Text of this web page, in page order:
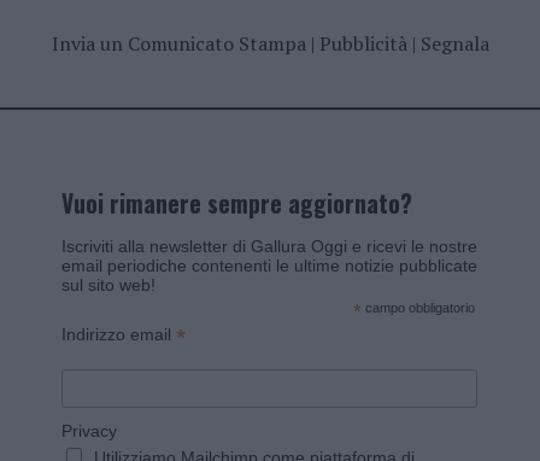
Invia un Comunicato Stampa| Pubblicità| Segnala
Vuoi rimanere sempre aggiornato?
Iscriviti alla newsletter di Gallura Oggi e ricevi le nostre
email periodiche contenenti le ultime notizie pubblicate
sul sito web!
* campo obbligatorio
Indirizzo email *
Privacy
Utilizziamo Mailchimp come piattaforma di